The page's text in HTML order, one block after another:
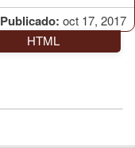
Publicado: oct 17, 2017
HTML